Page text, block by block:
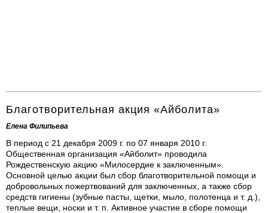
Благотворительная акция «Айболита»
Елена Филипьева
В период с 21 декабря 2009 г. по 07 января 2010 г.
Общественная организация «Айболит» проводила
Рождественскую акцию «Милосердие к заключенным».
Основной целью акции был сбор благотворительной помощи и
добровольных пожертвований для заключенных, а также сбор
средств гигиены (зубные пасты, щетки, мыло, полотенца и т. д.),
теплые вещи, носки и т. п. Активное участие в сборе помощи